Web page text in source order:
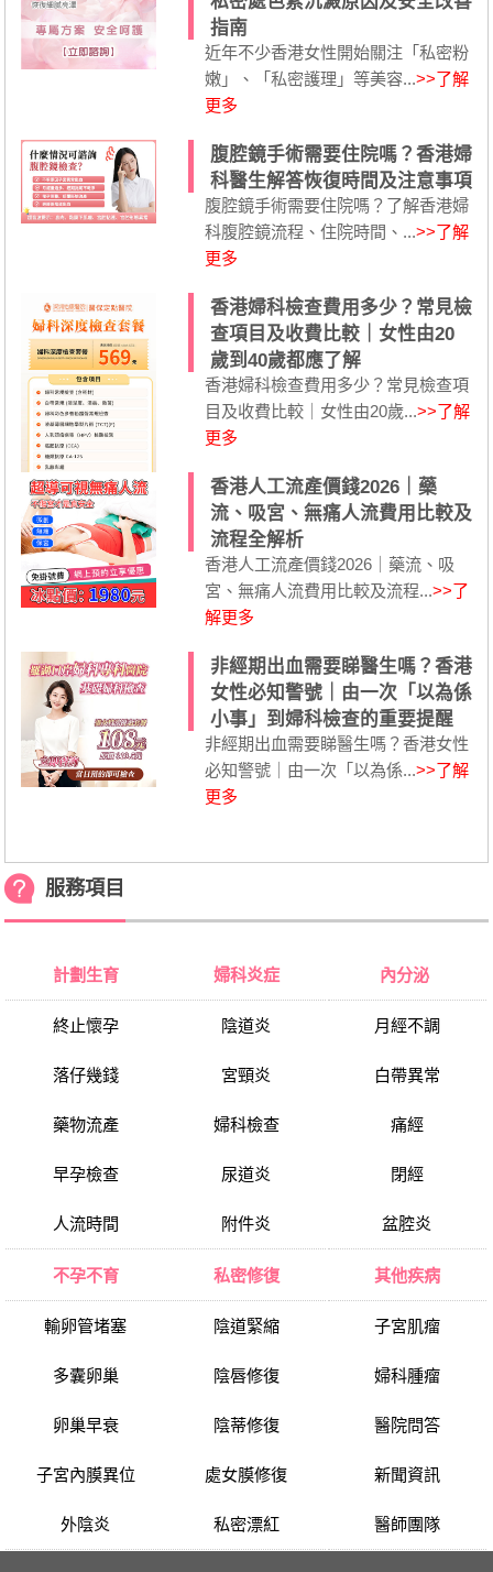
指南
近年不少香港女性開始關注「私密粉
嫩」、「私密護理」等美容...>>了解
更多
腹腔鏡手術需要住院嗎？香港婦
科醫生解答恢復時間及注意事項
腹腔鏡手術需要住院嗎？了解香港婦
科腹腔鏡流程、住院時間、...>>了解
更多
香港婦科檢查費用多少？常見檢
查項目及收費比較｜女性由20
歲到40歲都應了解
香港婦科檢查費用多少？常見檢查項
目及收費比較｜女性由20歲...>>了解
更多
香港人工流產價錢2026｜藥
流、吸宮、無痛人流費用比較及
流程全解析
香港人工流產價錢2026｜藥流、吸
宮、無痛人流費用比較及流程...>>了
解更多
非經期出血需要睇醫生嗎？香港
女性必知警號｜由一次「以為係
小事」到婦科檢查的重要提醒
非經期出血需要睇醫生嗎？香港女性
必知警號｜由一次「以為係...>>了解
更多
服務項目
計劃生育
終止懷孕
落仔幾錢
藥物流產
早孕檢查
人流時間
婦科炎症
陰道炎
宮頸炎
婦科檢查
尿道炎
附件炎
內分泌
月經不調
白帶異常
痛經
閉經
盆腔炎
不孕不育
輸卵管堵塞
多囊卵巢
卵巢早衰
子宮內膜異位
外陰炎
私密修復
陰道緊縮
陰唇修復
陰蒂修復
處女膜修復
私密漂紅
其他疾病
子宮肌瘤
婦科腫瘤
醫院問答
新聞資訊
醫師團隊